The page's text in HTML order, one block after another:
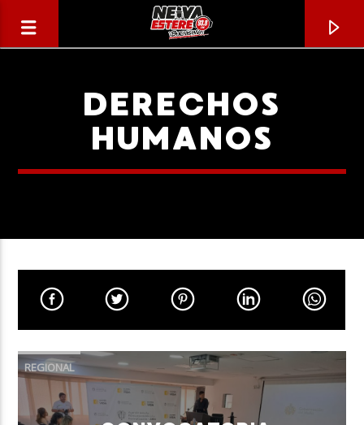
CANCIÓN ACTUAL
TÍTULO
ARTISTA
DERECHOS
HUMANOS
REGIONAL